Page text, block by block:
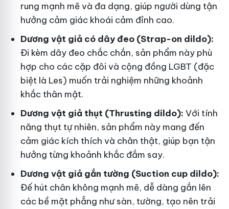
rung mạnh mẽ và đa dạng, giúp người dùng tận
hưởng cảm giác khoái cảm đỉnh cao.
Dương vật giả có dây đeo (Strap-on dildo):
Đi kèm dây đeo chắc chắn, sản phẩm này phù
hợp cho các cặp đôi và cộng đồng LGBT (đặc
biệt là Les) muốn trải nghiệm những khoảnh
khắc thân mật.
Dương vật giả thụt (Thrusting dildo): Với tính
năng thụt tự nhiên, sản phẩm này mang đến
cảm giác kích thích và chân thật, giúp bạn tận
hưởng từng khoảnh khắc đắm say.
Dương vật giả gắn tường (Suction cup dildo):
Đế hút chân không mạnh mẽ, dễ dàng gắn lên
các bề mặt phẳng như sàn, tường, tạo nên trải